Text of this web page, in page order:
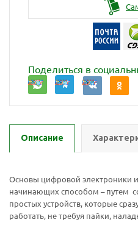
Поделиться в
Описание
Основы цифровой электроники
начинающих способом – путем
простых устройств, которые
работать, не требуя пайки,